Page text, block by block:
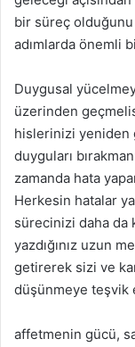
bir süreç
adımlarda önemli
Duygusal
üzerinden
hislerinizi yeniden
duyguları
zamanda hata
Herkesin hatalar
sürecinizi daha da
yazdığınız uzun
getirerek sizi ve
düşünmeye teşvik
affetmenin gücü,